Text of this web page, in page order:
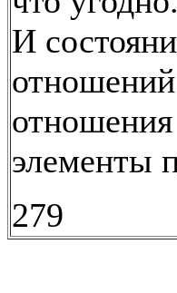
И
элементы
279